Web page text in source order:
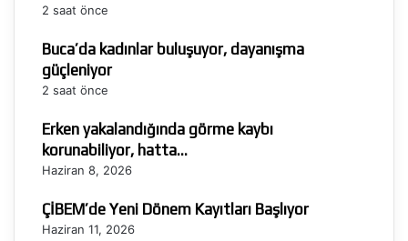
2 saat önce
Buca’da kadınlar buluşuyor, dayanışma
güçleniyor
2 saat önce
Erken yakalandığında görme kaybı
korunabiliyor, hatta…
Haziran 8, 2026
ÇİBEM’de Yeni Dönem Kayıtları Başlıyor
Haziran 11, 2026